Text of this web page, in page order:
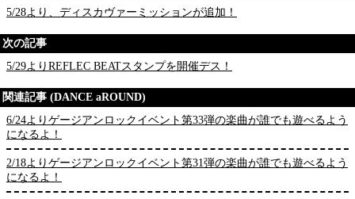
5/28より、ディスカヴァーミッションが追加！
次の記事
5/29よりREFLEC BEATスタンプを開催デス！
関連記事 (DANCE aROUND)
6/24よりゲージアンロックイベント第33弾の楽曲が誰でも遊べるよう
になるよ！
2/18よりゲージアンロックイベント第31弾の楽曲が誰でも遊べるよう
になるよ！